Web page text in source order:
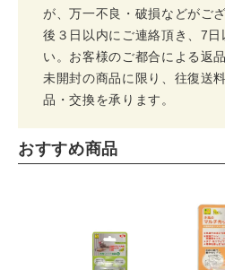
が、万一不良・破損などがご
後３日以内にご連絡頂き、7日
い。お客様のご都合による返
未開封の商品に限り、往復送
品・交換を承ります。
おすすめ商品